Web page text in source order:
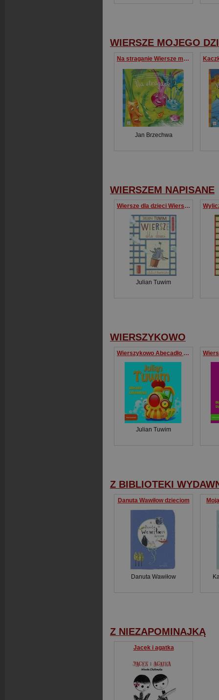
WIERSZE MOJEGO
Na straganie Wiersze mojego dzieciństwa.
Jan Brzechwa
WIERSZEM NAPISANE
Wiersze dla dzieci Wierszem Napisane
Julian Tuwim
WIERSZYKOWO
Wierszykowo Abecadło Lokomotywa
Julian Tuwim
Z BIBLIOTEKI
Danuta Wawiłow dzieciom
Danuta Wawiłow
Z NIEZAPOMINAJKĄ
Jacek i agatka